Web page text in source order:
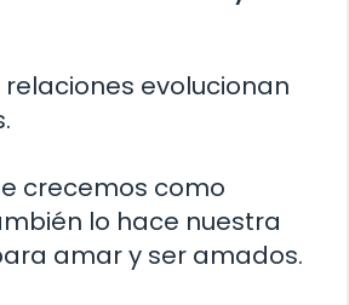
relaciones evolucionan
crecemos como
lo hace nuestra
amar y ser amados.